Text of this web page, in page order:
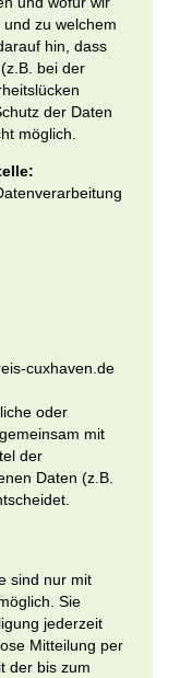
zu welchem
hin, dass
bei der
der Daten
möglich.
cuxhaven.de
oder
mit
der
Daten (z.B.
sind nur mit
Sie
jederzeit
Mitteilung per
der bis zum